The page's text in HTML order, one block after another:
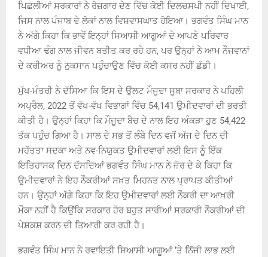
ਪਿਛਲੀਆਂ ਸਰਕਾਰਾਂ ਨੇ ਰੋਜ਼ਗਾਰ ਦੇਣ ਵਿੱਚ ਕੋਈ ਦਿਲਚਸਪੀ ਨਹੀਂ ਦਿਖਾਈ,
ਜਿਸ ਨਾਲ ਪੰਜਾਬ ਦੇ ਲੋਕਾਂ ਨਾਲ ਵਿਸ਼ਵਾਸਘਾਤ ਹੋਇਆ। ਭਗਵੰਤ ਸਿੰਘ ਮਾਨ
ਨੇ ਅੱਗੇ ਕਿਹਾ ਕਿ ਭਾਵੇਂ ਇਨ੍ਹਾਂ ਸਿਆਸੀ ਆਗੂਆਂ ਦੇ ਆਪਣੇ ਪਰਿਵਾਰ
ਵਧੀਆ ਢੰਗ ਨਾਲ ਜੀਵਨ ਬਤੀਤ ਕਰ ਰਹੇ ਹਨ, ਪਰ ਉਨ੍ਹਾਂ ਨੇ ਆਮ ਨੌਜਵਾਨਾਂ
ਦੇ ਕਰੀਅਰ ਨੂੰ ਨੁਕਸਾਨ ਪਹੁੰਚਾਉਣ ਵਿੱਚ ਕੋਈ ਕਸਰ ਨਹੀਂ ਛੱਡੀ।
ਮੁੱਖ-ਮੰਤਰੀ ਨੇ ਦੱਸਿਆ ਕਿ ਇਸ ਦੇ ਉਲਟ ਮੌਜੂਦਾ ਸੂਬਾ ਸਰਕਾਰ ਨੇ ਪਹਿਲੀ
ਅਪ੍ਰੈਲ, 2022 ਤੋਂ ਵੱਖ-ਵੱਖ ਵਿਭਾਗਾਂ ਵਿੱਚ 54,141 ਉਮੀਦਵਾਰਾਂ ਦੀ ਭਰਤੀ
ਕੀਤੀ ਹੈ। ਉਨ੍ਹਾਂ ਕਿਹਾ ਕਿ ਮੌਜੂਦਾ ਬੈਚ ਦੇ ਨਾਲ ਇਹ ਅੰਕੜਾ ਹੁਣ 54,422
ਤੱਕ ਪਹੁੰਚ ਗਿਆ ਹੈ। ਸਾਲ ਦੇ ਸਭ ਤੋਂ ਲੰਬੇ ਦਿਨ ਵਜੋਂ ਅੱਜ ਦੇ ਦਿਨ ਦੀ
ਮਹੱਤਤਾ ਸਦਕਾ ਅਤੇ ਨਵ-ਨਿਯੁਕਤ ਉਮੀਦਵਾਰਾਂ ਲਈ ਇਸ ਨੂੰ ਇੱਕ
ਇਤਿਹਾਸਕ ਦਿਨ ਦੱਸਦਿਆਂ ਭਗਵੰਤ ਸਿੰਘ ਮਾਨ ਨੇ ਜ਼ੋਰ ਦੇ ਕੇ ਕਿਹਾ ਕਿ
ਉਮੀਦਵਾਰਾਂ ਨੇ ਇਹ ਨੌਕਰੀਆਂ ਸਖ਼ਤ ਮਿਹਨਤ ਨਾਲ ਪ੍ਰਾਪਤ ਕੀਤੀਆਂ
ਹਨ। ਉਨ੍ਹਾਂ ਅੱਗੇ ਕਿਹਾ ਕਿ ਇਹ ਉਮੀਦਵਾਰਾਂ ਲਈ ਨੌਕਰੀ ਦਾ ਆਖ਼ਰੀ
ਮੌਕਾ ਨਹੀਂ ਹੈ ਕਿਉਂਕਿ ਸਰਕਾਰ ਹੋਰ ਬਹੁਤ ਸਾਰੀਆਂ ਸਰਕਾਰੀ ਨੌਕਰੀਆਂ ਦੀ
ਪੇਸ਼ਕਸ਼ ਕਰਨ ਦੀ ਤਿਆਰੀ ਕਰ ਰਹੀ ਹੈ।
ਭਗਵੰਤ ਸਿੰਘ ਮਾਨ ਨੇ ਰਵਾਇਤੀ ਸਿਆਸੀ ਆਗੂਆਂ ‘ਤੇ ਨਿੱਜੀ ਲਾਭ ਲਈ